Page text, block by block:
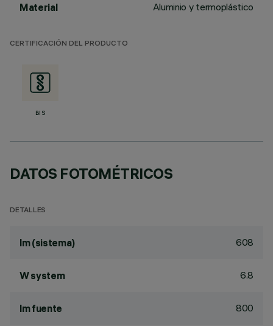
Material Aluminio y termoplástico
CERTIFICACIÓN DEL PRODUCTO
BIS
DATOS FOTOMÉTRICOS
DETALLES
lm (sistema) 608
W system 6.8
lm fuente 800